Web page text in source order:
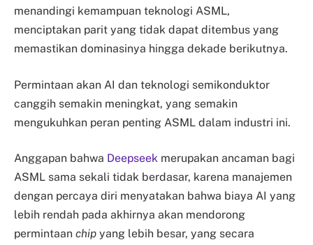
menandingi kemampuan teknologi ASML,
menciptakan parit yang tidak dapat ditembus yang
memastikan dominasinya hingga dekade berikutnya.
Permintaan akan AI dan teknologi semikonduktor
canggih semakin meningkat, yang semakin
mengukuhkan peran penting ASML dalam industri ini.
Anggapan bahwa Deepseek merupakan ancaman bagi
ASML sama sekali tidak berdasar, karena manajemen
dengan percaya diri menyatakan bahwa biaya AI yang
lebih rendah pada akhirnya akan mendorong
permintaan chip yang lebih besar, yang secara